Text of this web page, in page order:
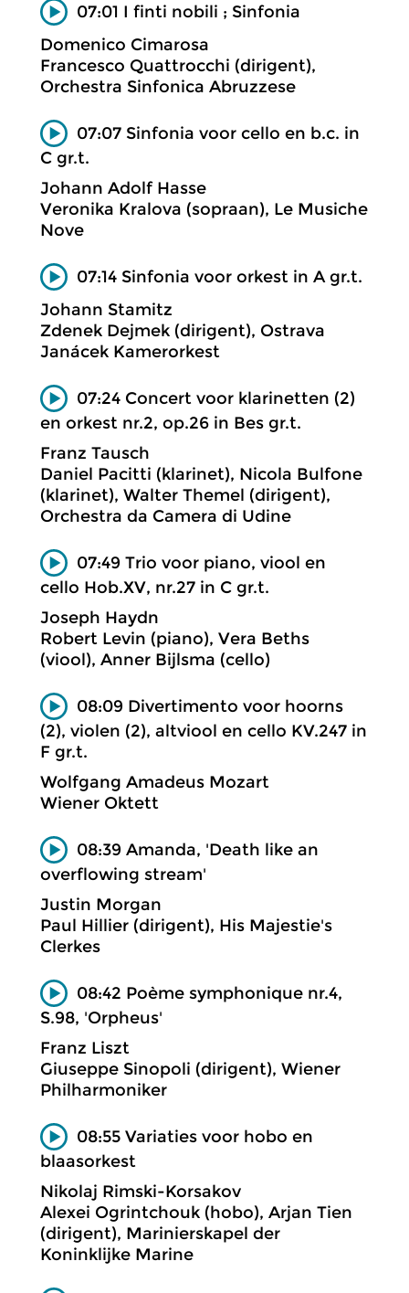
07:01 I finti nobili ; Sinfonia
Domenico Cimarosa
Francesco Quattrocchi (dirigent),
Orchestra Sinfonica Abruzzese
07:07 Sinfonia voor cello en b.c. in
C gr.t.
Johann Adolf Hasse
Veronika Kralova (sopraan), Le Musiche
Nove
07:14 Sinfonia voor orkest in A gr.t.
Johann Stamitz
Zdenek Dejmek (dirigent), Ostrava
Janácek Kamerorkest
07:24 Concert voor klarinetten (2)
en orkest nr.2, op.26 in Bes gr.t.
Franz Tausch
Daniel Pacitti (klarinet), Nicola Bulfone
(klarinet), Walter Themel (dirigent),
Orchestra da Camera di Udine
07:49 Trio voor piano, viool en
cello Hob.XV, nr.27 in C gr.t.
Joseph Haydn
Robert Levin (piano), Vera Beths
(viool), Anner Bijlsma (cello)
08:09 Divertimento voor hoorns
(2), violen (2), altviool en cello KV.247 in
F gr.t.
Wolfgang Amadeus Mozart
Wiener Oktett
08:39 Amanda, 'Death like an
overflowing stream'
Justin Morgan
Paul Hillier (dirigent), His Majestie's
Clerkes
08:42 Poème symphonique nr.4,
S.98, 'Orpheus'
Franz Liszt
Giuseppe Sinopoli (dirigent), Wiener
Philharmoniker
08:55 Variaties voor hobo en
blaasorkest
Nikolaj Rimski-Korsakov
Alexei Ogrintchouk (hobo), Arjan Tien
(dirigent), Marinierskapel der
Koninklijke Marine